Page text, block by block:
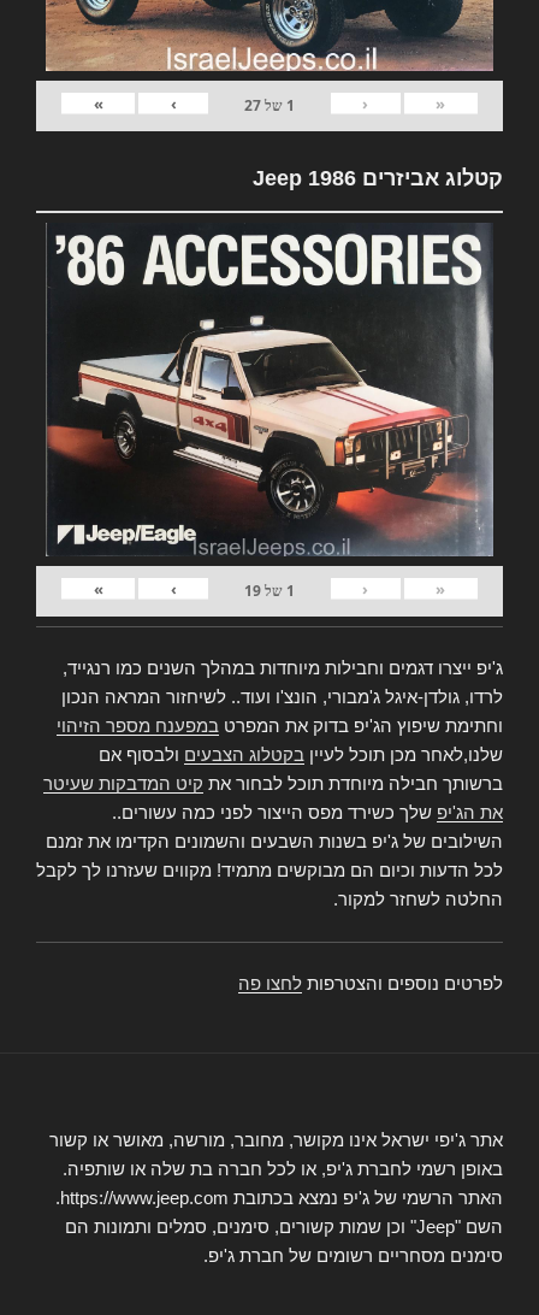
«
‹
1 של27
›
»
קטלוג אביזרים Jeep 1986
«
‹
1 של19
›
»
ג'יפ ייצרו דגמים וחבילות מיוחדות במהלך השנים כמו רנגייד,
לרדו, גולדן-איגל ג'מבורי, הונצ'ו ועוד.. לשיחזור המראה הנכון
וחתימת שיפוץ הג'יפ בדוק את המפרט במפענח מספר הזיהוי
שלנו,לאחר מכן תוכל לעיין בקטלוג הצבעים ולבסוף אם
ברשותך חבילה מיוחדת תוכל לבחור את קיט המדבקות שעיטר
את הג'יפ שלך כשירד מפס הייצור לפני כמה עשורים..
השילובים של ג'יפ בשנות השבעים והשמונים הקדימו את זמנם
לכל הדעות וכיום הם מבוקשים מתמיד! מקווים שעזרנו לך לקבל
החלטה לשחזר למקור.
לפרטים נוספים והצטרפות לחצו פה
אתר ג'יפי ישראל אינו מקושר, מחובר, מורשה, מאושר או קשור
באופן רשמי לחברת ג'יפ, או לכל חברה בת שלה או שותפיה.
האתר הרשמי של ג'יפ נמצא בכתובת https://www.jeep.com.
השם "Jeep" וכן שמות קשורים, סימנים, סמלים ותמונות הם
סימנים מסחריים רשומים של חברת ג'יפ.